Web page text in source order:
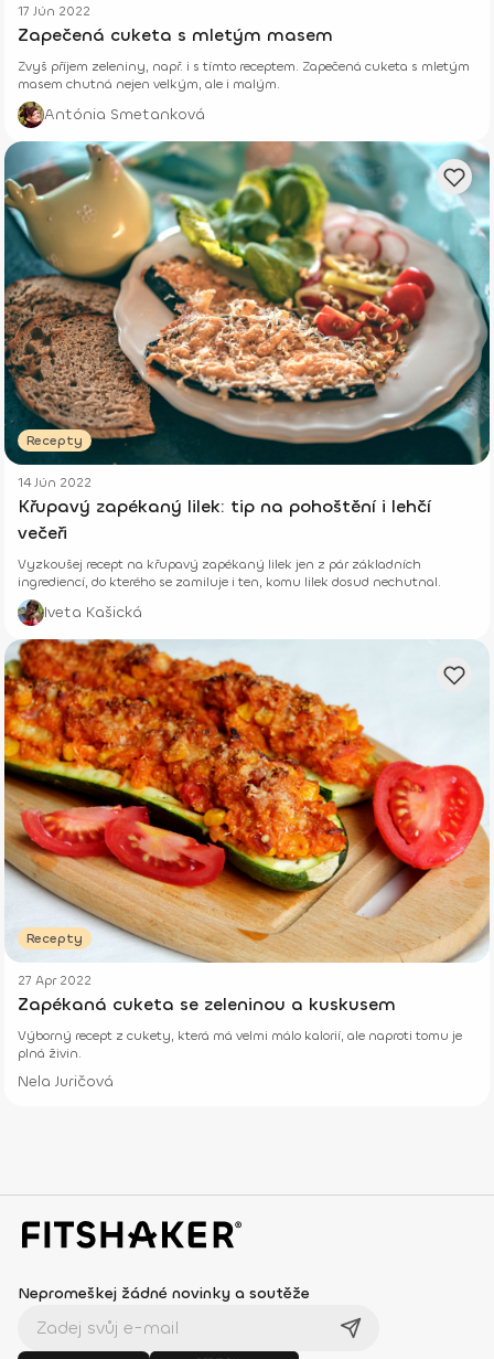
17 Jún 2022
Zapečená cuketa s mletým masem
Zvyš příjem zeleniny, např. i s tímto receptem. Zapečená cuketa s mletým
masem chutná nejen velkým, ale i malým.
Antónia Smetanková
Recepty
14 Jún 2022
Křupavý zapékaný lilek: tip na pohoštění i lehčí
večeři
Vyzkoušej recept na křupavý zapékaný lilek jen z pár základních
ingrediencí, do kterého se zamiluje i ten, komu lilek dosud nechutnal.
Iveta Kašická
Recepty
27 Apr 2022
Zapékaná cuketa se zeleninou a kuskusem
Výborný recept z cukety, která má velmi málo kalorií, ale naproti tomu je
plná živin.
Nela Juričová
Nepromeškej žádné novinky a soutěže